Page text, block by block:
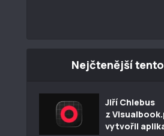
Nejčtenější
Jiří Chlebus
z
vytvořil